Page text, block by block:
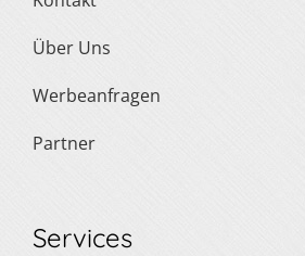
Über Uns
Werbeanfragen
Partner
Services